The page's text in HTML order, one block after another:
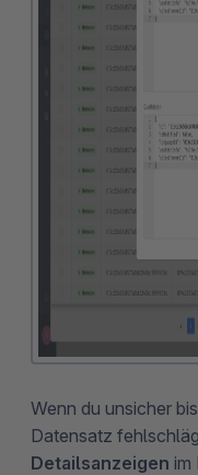
Wenn du unsicher
Datensatz
Detailsanzeigen im